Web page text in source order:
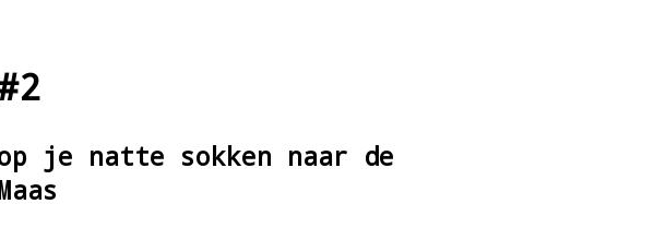
je natte sokken naar de